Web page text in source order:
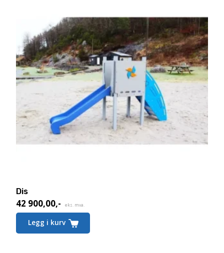
Dis
42 900,00,- eks. mva.
Legg i kurv